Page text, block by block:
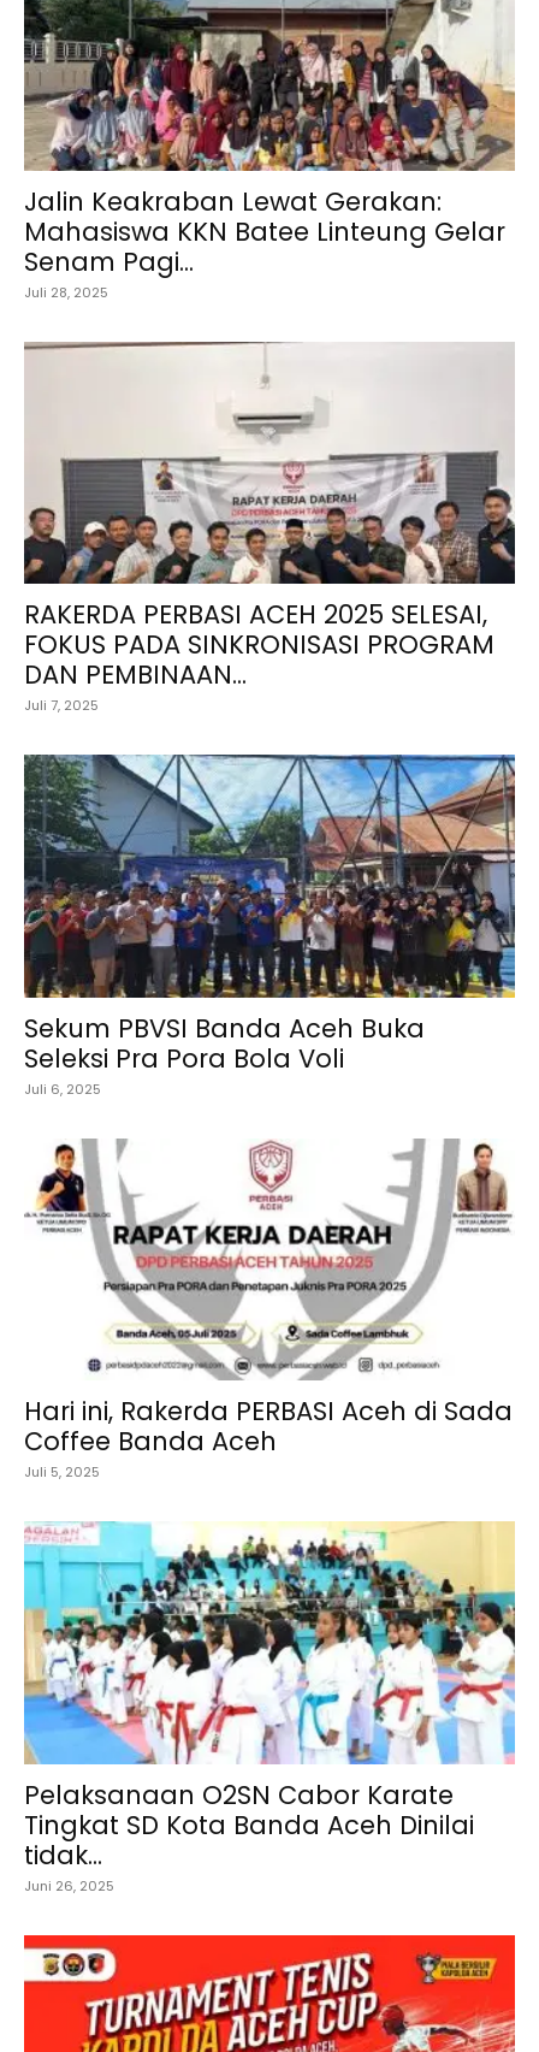
Jalin Keakraban Lewat Gerakan:
Mahasiswa KKN Batee Linteung Gelar
Senam Pagi...
Juli 28, 2025
RAKERDA PERBASI ACEH 2025 SELESAI,
FOKUS PADA SINKRONISASI PROGRAM
DAN PEMBINAAN...
Juli 7, 2025
Sekum PBVSI Banda Aceh Buka
Seleksi Pra Pora Bola Voli
Juli 6, 2025
Hari ini, Rakerda PERBASI Aceh di Sada
Coffee Banda Aceh
Juli 5, 2025
Pelaksanaan O2SN Cabor Karate
Tingkat SD Kota Banda Aceh Dinilai
tidak...
Juni 26, 2025